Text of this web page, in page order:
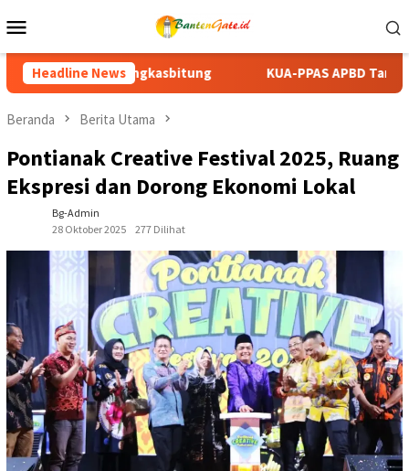
ke
Mobile
Headline News
KUA-PPAS APBD Tanah Datar 2027 Disepakati, DPRD dan
Beranda Berita Utama
Pontianak Creative Festival 2025, Ruang
Ekspresi dan Dorong Ekonomi Lokal
Bg-Admin
28 Oktober 2025
277 Dilihat